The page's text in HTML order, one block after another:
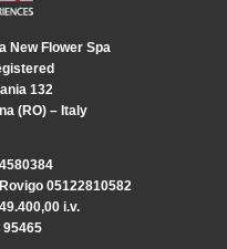
New Flower Spa
132
(RO) – Italy
05122810582
i.v.
95465